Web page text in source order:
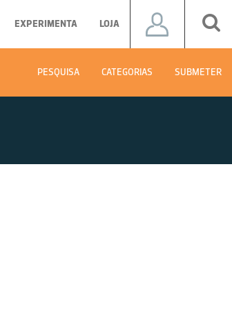
EXPERIMENTA LOJA
PESQUISA CATEGORIAS SUBMETER